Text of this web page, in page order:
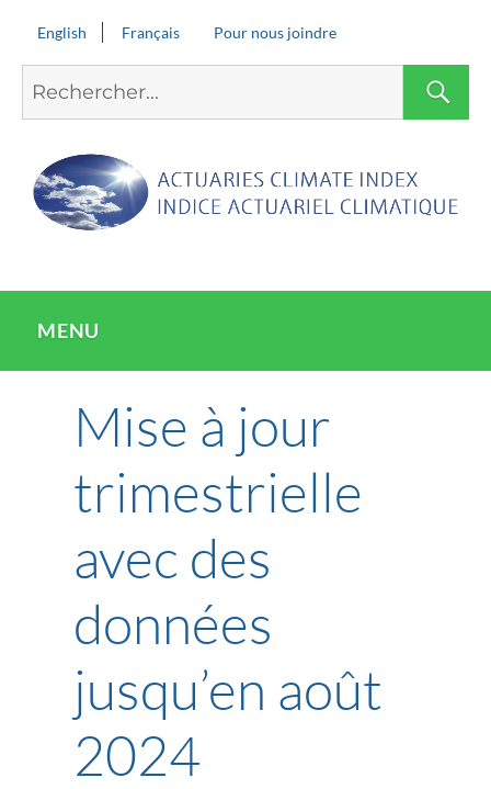
English Français Pour nous joindre
for:
MENU
Mise à jour
trimestrielle
avec des
données
jusqu’en août
2024